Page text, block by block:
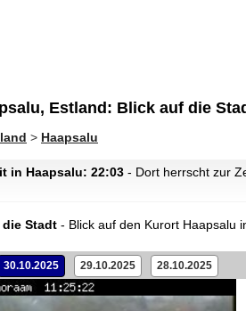
Estland: Blick auf die
> Haapsalu
in Haapsalu: 22:03 - Dort herrscht zur
Stadt- Blick auf den Kurort Haapsalu
30.10.2025 29.10.2025 28.10.2025